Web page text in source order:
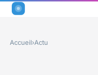
Accueil›Actu